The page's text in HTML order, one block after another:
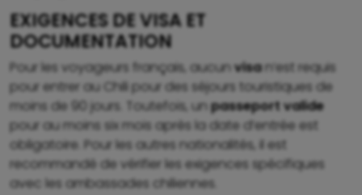
EXIGENCES DE VISA ET
DOCUMENTATION
Pour les voyageurs français, aucun visan’est requis
pour entrer au Chili pour des séjours touristiques de
moins de 90 jours. Toutefois, unpasseport valide
pour au moins six mois après la date d’entrée est
obligatoire. Pour les autres nationalités, il est
recommandé de vérifier les exigences spécifiques
avec les ambassades chiliennes.